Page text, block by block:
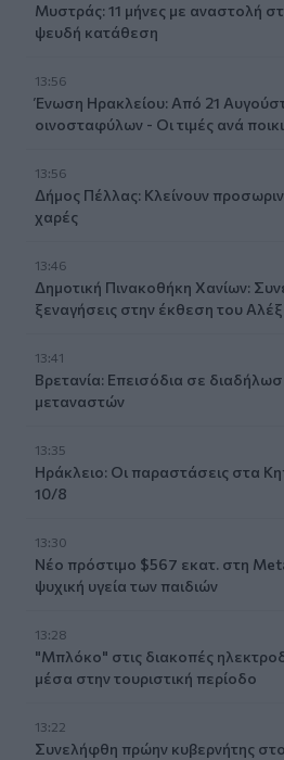
Μυστράς: 11 μήνες με αναστολή
ψευδή κατάθεση
13:56
Ένωση Ηρακλείου: Από 21
οινοσταφύλων - Οι τιμές ανά
13:56
Δήμος Πέλλας: Κλείνουν
χαρές
13:46
Δημοτική Πινακοθήκη Χανίων:
ξεναγήσεις στην έκθεση του
13:41
Βρετανία: Επεισόδια σε
μεταναστών
13:35
Ηράκλειο: Οι παραστάσεις στα
10/8
13:30
Νέο πρόστιμο $567 εκατ. στη
ψυχική υγεία των παιδιών
13:28
"Μπλόκο" στις διακοπές
μέσα στην τουριστική περίοδο
13:22
Συνελήφθη πρώην κυβερνήτης